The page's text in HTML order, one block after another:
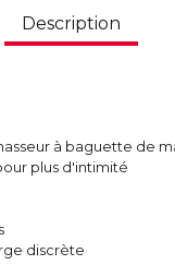
Description
à baguette de
plus d'intimité
discrète